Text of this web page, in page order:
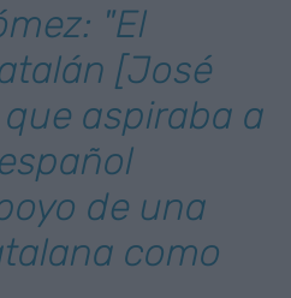
"El
[José
aspiraba a
de una
como